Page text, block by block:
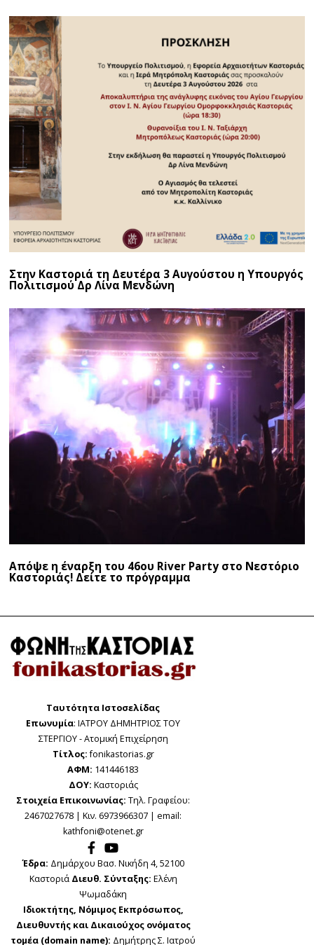
Στην Καστοριά τη Δευτέρα 3 Αυγούστου η Υπουργός
Πολιτισμού Δρ Λίνα Μενδώνη
Απόψε η έναρξη του 46ου River Party στο Νεστόριο
Καστοριάς! Δείτε το πρόγραμμα
Ταυτότητα Ιστοσελίδας
Επωνυμία: ΙΑΤΡΟΥ ΔΗΜΗΤΡΙΟΣ ΤΟΥ
ΣΤΕΡΓΙΟΥ - Ατομική Επιχείρηση
Τίτλος:fonikastorias.gr
ΑΦΜ: 141446183
ΔΟΥ: Καστοριάς
Στοιχεία Επικοινωνίας: Τηλ. Γραφείου:
2467027678 | Κιν. 6973966307 | email:
kathfoni@otenet.gr
Έδρα: Δημάρχου Βασ. Νικήδη 4, 52100
Καστοριά Διευθ. Σύνταξης: Ελένη
Ψωμαδάκη
Ιδιοκτήτης, Νόμιμος Εκπρόσωπος,
Διευθυντής και Δικαιούχος ονόματος
τομέα (domain name): Δημήτρης Σ. Ιατρού